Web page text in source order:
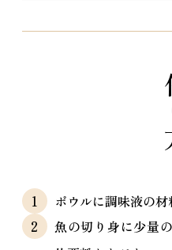
ボウルに調味液の材
魚の切り身に少量